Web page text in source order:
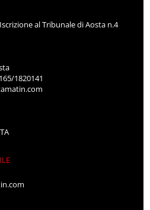
al Tribunale di Aosta n.4
1820141